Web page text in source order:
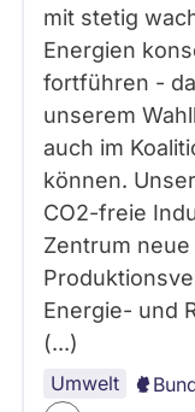
mit stetig
Energien
fortführen -
unserem
auch im
können.
CO2-freie
Zentrum
Energie- und
(...)
Umwelt